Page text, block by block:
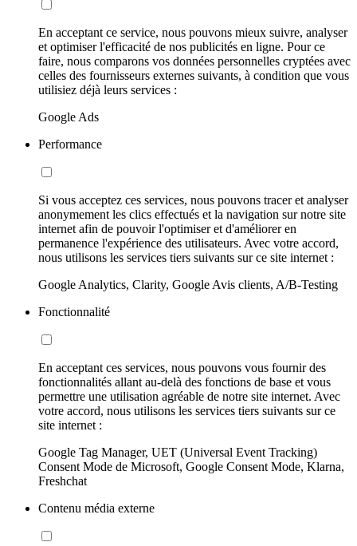
En acceptant ce service, nous pouvons mieux suivre, analyser
et optimiser l'efficacité de nos publicités en ligne. Pour ce
faire, nous comparons vos données personnelles cryptées avec
celles des fournisseurs externes suivants, à condition que vous
utilisiez déjà leurs services :
Google Ads
Performance
Si vous acceptez ces services, nous pouvons tracer et analyser
anonymement les clics effectués et la navigation sur notre site
internet afin de pouvoir l'optimiser et d'améliorer en
permanence l'expérience des utilisateurs. Avec votre accord,
nous utilisons les services tiers suivants sur ce site internet :
Google Analytics, Clarity, Google Avis clients, A/B-Testing
Fonctionnalité
En acceptant ces services, nous pouvons vous fournir des
fonctionnalités allant au-delà des fonctions de base et vous
permettre une utilisation agréable de notre site internet. Avec
votre accord, nous utilisons les services tiers suivants sur ce
site internet :
Google Tag Manager, UET (Universal Event Tracking)
Consent Mode de Microsoft, Google Consent Mode, Klarna,
Freshchat
Contenu média externe